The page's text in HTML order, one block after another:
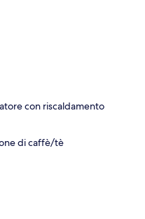
con riscaldamento
di caffè/tè